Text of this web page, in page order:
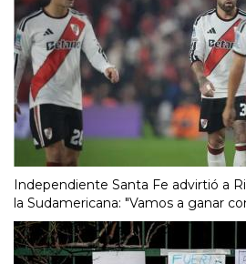
Independiente Santa Fe advirtió a
la Sudamericana: "Vamos a ganar